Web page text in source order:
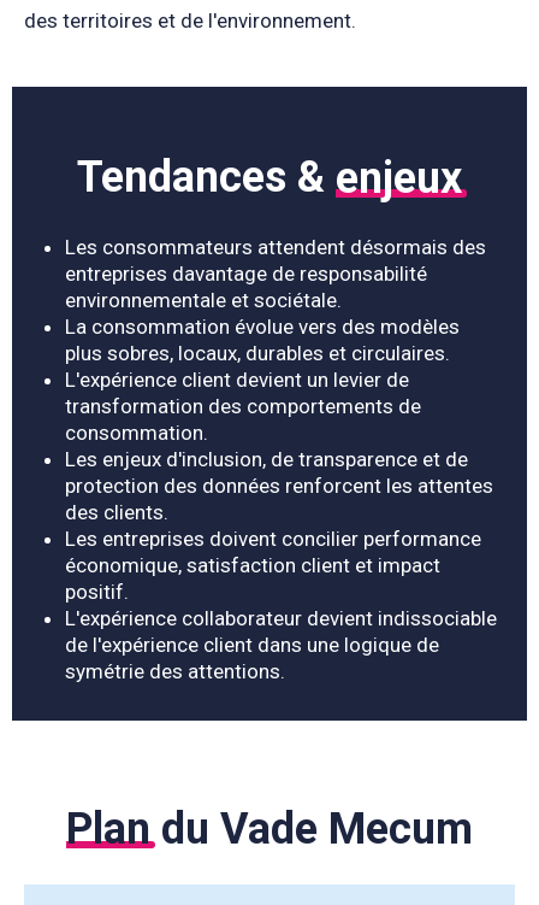
des territoires et de l'environnement.
Tendances & enjeux
Les consommateurs attendent désormais des
entreprises davantage de responsabilité
environnementale et sociétale.
La consommation évolue vers des modèles
plus sobres, locaux, durables et circulaires.
L'expérience client devient un levier de
transformation des comportements de
consommation.
Les enjeux d'inclusion, de transparence et de
protection des données renforcent les attentes
des clients.
Les entreprises doivent concilier performance
économique, satisfaction client et impact
positif.
L'expérience collaborateur devient indissociable
de l'expérience client dans une logique de
symétrie des attentions.
Plandu Vade Mecum